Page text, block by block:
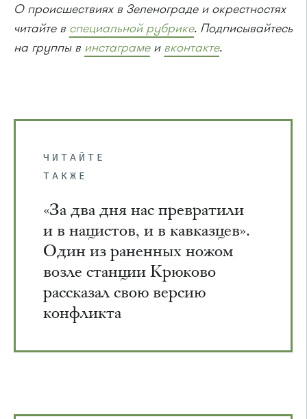
О происшествиях в Зеленограде и окрестностях
читайте в специальной рубрике. Подписывайтесь
на группы в инстаграмеи вконтакте.
ЧИТАЙТЕ
ТАКЖЕ
«За два дня нас превратили
и в нацистов, и в кавказцев».
Один из раненных ножом
возле станции Крюково
рассказал свою версию
конфликта